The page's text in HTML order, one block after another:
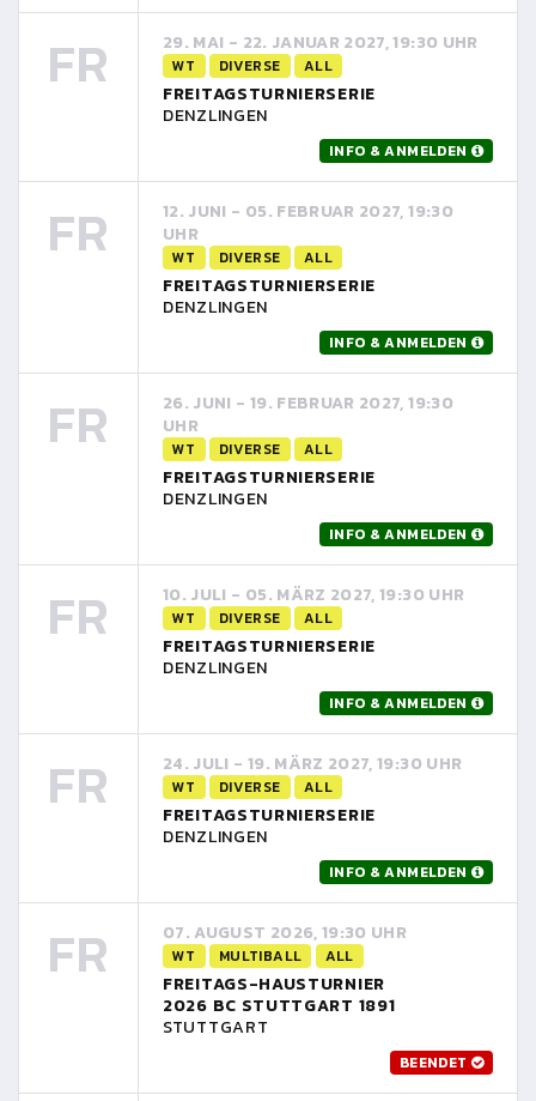
FR 29. MAI - 22. JANUAR 2027, 19:30 UHR
WT DIVERSE ALL
FREITAGSTURNIERSERIE
DENZLINGEN
INFO & ANMELDEN
FR
12. JUNI - 05. FEBRUAR 2027, 19:30
UHR
WT DIVERSE ALL
FREITAGSTURNIERSERIE
DENZLINGEN
INFO & ANMELDEN
FR
26. JUNI - 19. FEBRUAR 2027, 19:30
UHR
WT DIVERSE ALL
FREITAGSTURNIERSERIE
DENZLINGEN
INFO & ANMELDEN
FR 10. JULI - 05. MÄRZ 2027, 19:30 UHR
WT DIVERSE ALL
FREITAGSTURNIERSERIE
DENZLINGEN
INFO & ANMELDEN
FR 24. JULI - 19. MÄRZ 2027, 19:30 UHR
WT DIVERSE ALL
FREITAGSTURNIERSERIE
DENZLINGEN
INFO & ANMELDEN
FR 07. AUGUST 2026, 19:30 UHR
WT MULTIBALL ALL
FREITAGS-HAUSTURNIER
2026 BC STUTTGART 1891
STUTTGART
BEENDET